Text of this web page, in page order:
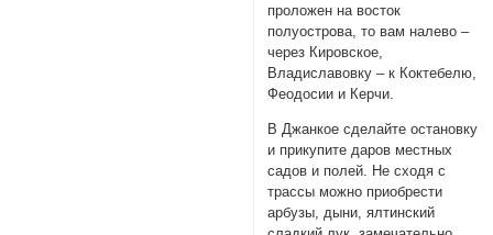
проложен на восток
полуострова, то вам налево –
через Кировское,
Владиславовку – к Коктебелю,
Феодосии и Керчи.
В Джанкое сделайте остановку
и прикупите даров местных
садов и полей. Не сходя с
трассы можно приобрести
арбузы, дыни, ялтинский